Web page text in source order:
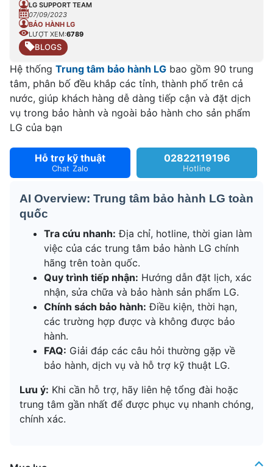
LG SUPPORT TEAM
07/09/2023
BẢO HÀNH LG
LƯỢT XEM:6789
BLOGS
Hệ thống Trung tâm bảo hành LG bao gồm 90 trung
tâm, phân bố đều khắp các tỉnh, thành phố trên cả
nước, giúp khách hàng dễ dàng tiếp cận và đặt dịch
vụ trong bảo hành và ngoài bảo hành cho sản phẩm
LG của bạn
02822119196
Hotline
Hỗ trợ kỹ thuật
Chat Zalo
AI Overview: Trung tâm bảo hành LG toàn
quốc
Tra cứu nhanh: Địa chỉ, hotline, thời gian làm
việc của các trung tâm bảo hành LG chính
hãng trên toàn quốc.
Quy trình tiếp nhận: Hướng dẫn đặt lịch, xác
nhận, sửa chữa và bảo hành sản phẩm LG.
Chính sách bảo hành: Điều kiện, thời hạn,
các trường hợp được và không được bảo
hành.
FAQ: Giải đáp các câu hỏi thường gặp về
bảo hành, dịch vụ và hỗ trợ kỹ thuật LG.
Lưu ý: Khi cần hỗ trợ, hãy liên hệ tổng đài hoặc
trung tâm gần nhất để được phục vụ nhanh chóng,
chính xác.